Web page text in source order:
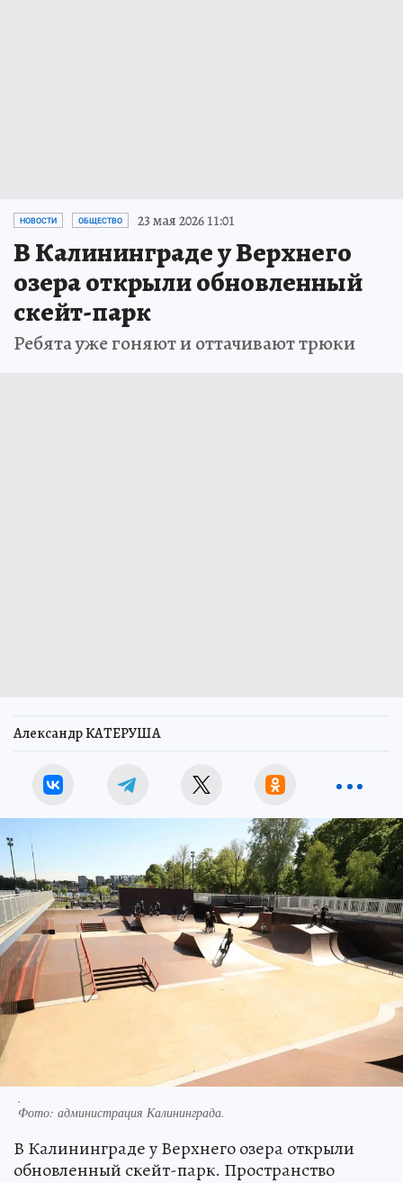
НОВОСТИ ОБЩЕСТВО 23 мая 2026 11:01
В Калининграде у Верхнего
озера открыли обновленный
скейт-парк
Ребята уже гоняют и оттачивают трюки
Александр КАТЕРУША
.
Фото: администрация Калининграда.
В Калининграде у Верхнего озера открыли
обновленный скейт-парк. Пространство